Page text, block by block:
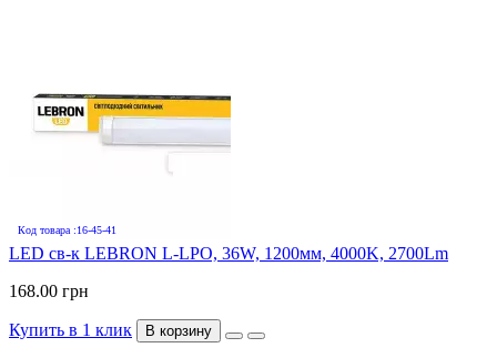
Код товара :16-45-41
LED св-к LEBRON L-LPO, 36W, 1200мм, 4000K, 2700Lm
168.00 грн
Купить в 1 клик В корзину